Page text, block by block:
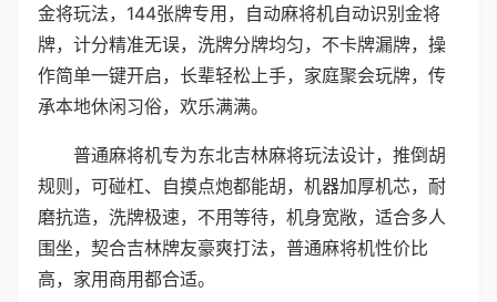
金将玩法，144张牌专用，自动麻将机自动识别金将
牌，计分精准无误，洗牌分牌均匀，不卡牌漏牌，操
作简单一键开启，长辈轻松上手，家庭聚会玩牌，传
承本地休闲习俗，欢乐满满。
普通麻将机专为东北吉林麻将玩法设计，推倒胡
规则，可碰杠、自摸点炮都能胡，机器加厚机芯，耐
磨抗造，洗牌极速，不用等待，机身宽敞，适合多人
围坐，契合吉林牌友豪爽打法，普通麻将机性价比
高，家用商用都合适。